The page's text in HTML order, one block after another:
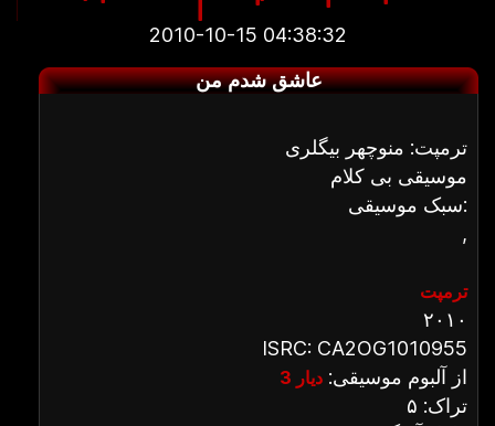
2010-10-15 04:38:32
عاشق شدم من
ترمپت: منوچهر بیگلری
موسیقی بی کلام
سبک موسیقی:
,
ترمپت
۲۰۱۰
ISRC: CA2OG1010955
از آلبوم موسیقی: دیار 3
تراک: ۵